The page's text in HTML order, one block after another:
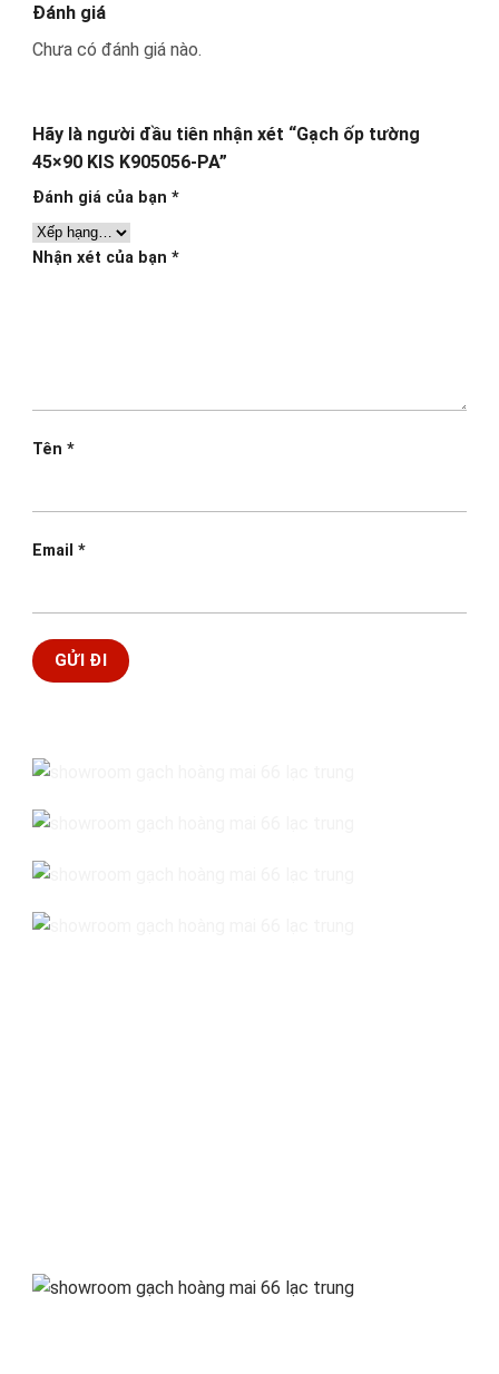
Đánh giá
Chưa có đánh giá nào.
Hãy là người đầu tiên nhận xét “Gạch ốp tường
45×90 KIS K905056-PA”
Đánh giá của bạn *
Nhận xét của bạn *
Tên *
Email *